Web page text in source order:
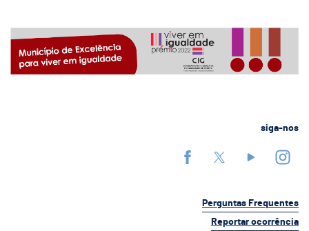
siga-nos
Perguntas Frequentes
Reportar ocorrência